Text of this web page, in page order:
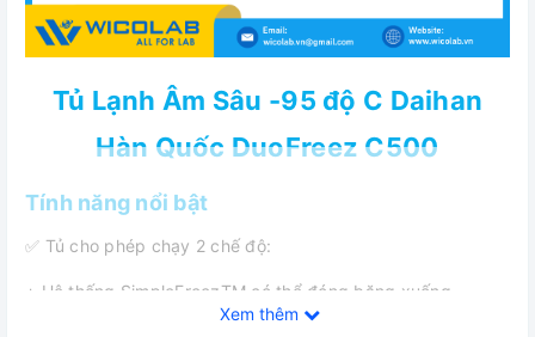
Tủ Lạnh Âm Sâu -95 độ C Daihan
Hàn Quốc DuoFreez C500
Tính năng nổi bật
✅ Tủ cho phép chạy 2 chế độ:
+ Hệ thống SimpleFreezTM có thể đóng băng xuống
Xem thêm